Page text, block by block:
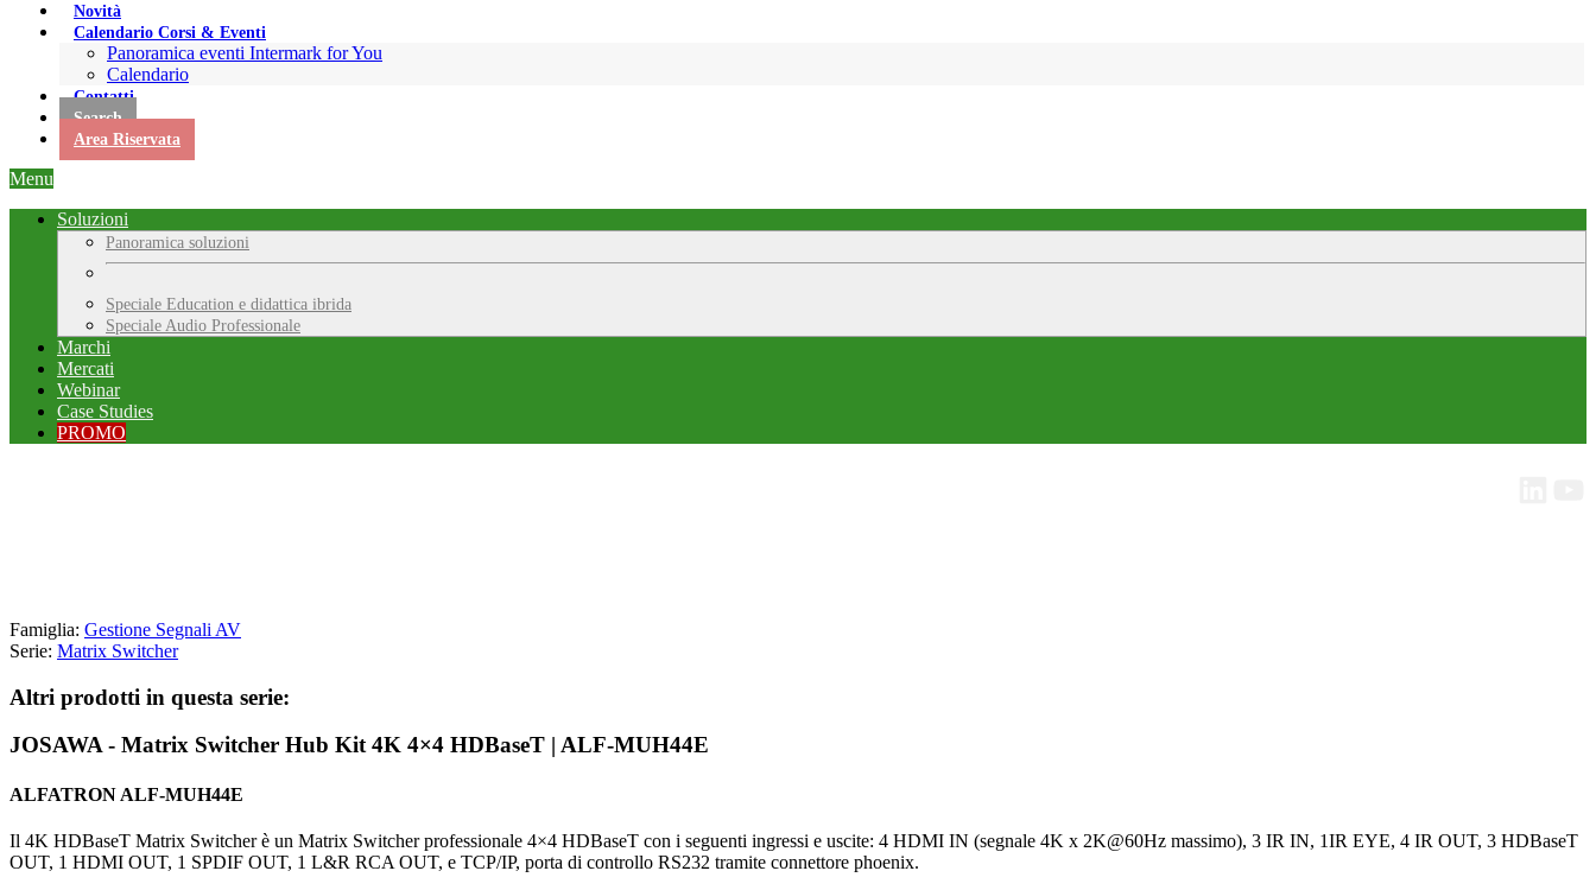
Novità
Calendario Corsi & Eventi
Panoramica eventi Intermark for You
Calendario
Contatti
Search
Area Riservata
Menu
Soluzioni
Panoramica soluzioni
Speciale Education e didattica ibrida
Speciale Audio Professionale
Marchi
Mercati
Webinar
Case Studies
PROMO
Famiglia: Gestione Segnali AV
Serie: Matrix Switcher
Altri prodotti in questa serie:
JOSAWA - Matrix Switcher Hub Kit 4K 4×4 HDBaseT | ALF-MUH44E
ALFATRON ALF-MUH44E
Il 4K HDBaseT Matrix Switcher è un Matrix Switcher professionale 4×4 HDBaseT con i seguenti ingressi e uscite: 4 HDMI IN (segnale 4K x 2K@60Hz massimo), 3 IR IN, 1IR EYE, 4 IR OUT, 3 HDBaseT
OUT, 1 HDMI OUT, 1 SPDIF OUT, 1 L&R RCA OUT, e TCP/IP, porta di controllo RS232 tramite connettore phoenix.